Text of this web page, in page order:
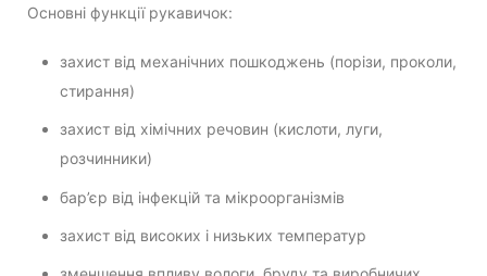
Основні функції рукавичок:
захист від механічних пошкоджень (порізи, проколи,
стирання)
захист від хімічних речовин (кислоти, луги,
розчинники)
бар’єр від інфекцій та мікроорганізмів
захист від високих і низьких температур